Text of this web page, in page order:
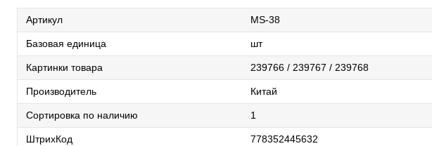
Артикул MS-38
Базовая единица шт
Картинки товара 239766 / 239767 / 239768
Производитель Китай
Сортировка по наличию 1
ШтрихКод 778352445632